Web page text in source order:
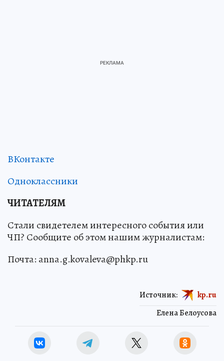
ВКонтакте
Одноклассники
ЧИТАТЕЛЯМ
Стали свидетелем интересного события или
ЧП? Сообщите об этом нашим журналистам:
Почта: anna.g.kovaleva@phkp.ru
Елена Белоусова
Источник: kp.ru